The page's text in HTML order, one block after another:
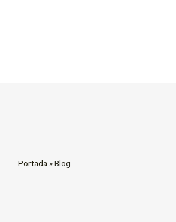
Portada »Blog